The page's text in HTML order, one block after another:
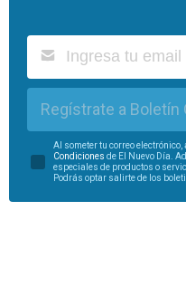
Regístrate a Boletín
Al someter tu correo electrónico,
Condiciones de El Nuevo Día.
especiales de productos o
Podrás optar salirte de los